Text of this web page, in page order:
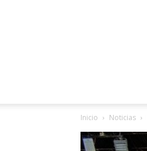
Inicio Noticias